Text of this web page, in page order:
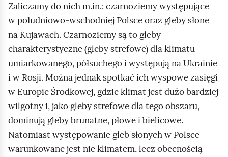
Zaliczamy do nich m.in.: czarnoziemy występujące
w południowo‑wschodniej Polsce oraz gleby słone
na Kujawach. Czarnoziemy są to gleby
charakterystyczne (gleby strefowe) dla klimatu
umiarkowanego, półsuchego i występują na Ukrainie
i w Rosji. Można jednak spotkać ich wyspowe zasięgi
w Europie Środkowej, gdzie klimat jest dużo bardziej
wilgotny i, jako gleby strefowe dla tego obszaru,
dominują gleby brunatne, płowe i bielicowe.
Natomiast występowanie gleb słonych w Polsce
warunkowane jest nie klimatem, lecz obecnością